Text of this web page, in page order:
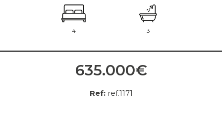
4 3
635.000€
Ref:ref.1171